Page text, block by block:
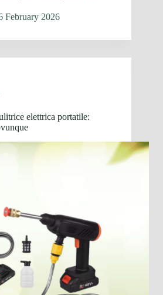
February 2026
elettrica portatile: